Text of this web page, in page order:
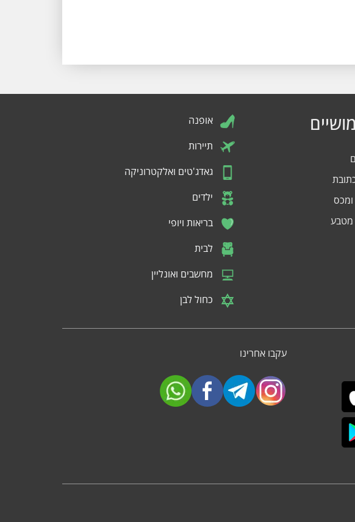
מטבע
אופנה
תיירות
גאדג'טים ואלקטרוניקה
ילדים
בריאות ויופי
לבית
מחשבים ואונליין
כחול לבן
עקבו אחרינו